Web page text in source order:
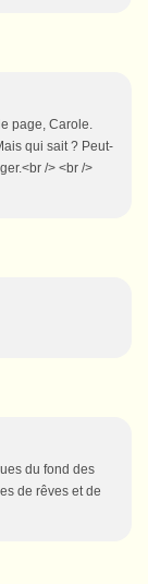
page, Carole.
qui sait ? Peut-
/> <br />
du fond des
de rêves et de